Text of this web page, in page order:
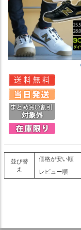
並び替
え
価格が安い順
レビュー順